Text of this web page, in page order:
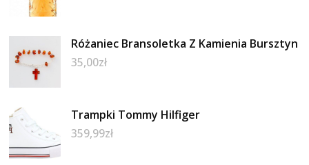
Różaniec Bransoletka Z Kamienia Bursztyn
35,00zł
Trampki Tommy Hilfiger
359,99zł